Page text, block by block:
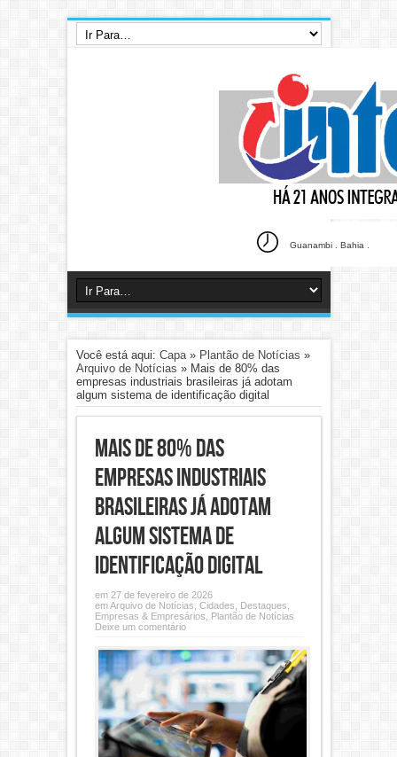
Guanambi . Bahia .
Você está aqui: Capa» Plantão de Notícias »
Arquivo de Notícias » Mais de 80% das
empresas industriais brasileiras já adotam
algum sistema de identificação digital
Mais de 80% das
empresas industriais
brasileiras já adotam
algum sistema de
identificação digital
em 27 de fevereiro de 2026
emArquivo de Notícias Cidades Destaques
Empresas & Empresários
Plantão de Notícias
Deixe um comentário